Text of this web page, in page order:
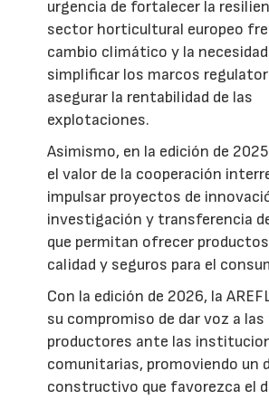
urgencia de fortalecer la
sector horticultural europeo
cambio climático y la
simplificar los marcos
asegurar la rentabilidad de las
explotaciones.
Asimismo, en la edición de
el valor de la cooperación
impulsar proyectos de
investigación y transferencia
que permitan ofrecer
calidad y seguros para el
Con la edición de 2026, la
su compromiso de dar voz a
productores ante las
comunitarias, promoviendo un
constructivo que favorezca el